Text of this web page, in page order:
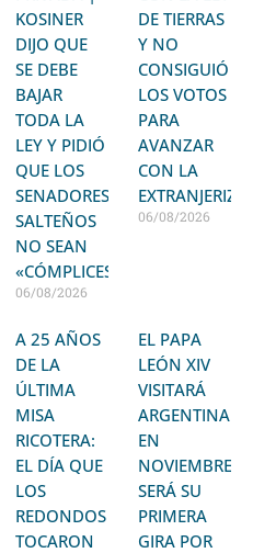
KOSINER
DIJO QUE
SE DEBE
BAJAR
TODA LA
LEY Y PIDIÓ
QUE LOS
SENADORES
SALTEÑOS
NO SEAN
«CÓMPLICES»
06/08/2026
DE TIERRAS
Y NO
CONSIGUIÓ
LOS VOTOS
PARA
AVANZAR
CON LA
06/08/2026
A 25 AÑOS
DE LA
ÚLTIMA
MISA
RICOTERA:
EL DÍA QUE
LOS
REDONDOS
TOCARON
EL PAPA
LEÓN XIV
VISITARÁ
ARGENTINA
EN
NOVIEMBRE:
SERÁ SU
PRIMERA
GIRA POR